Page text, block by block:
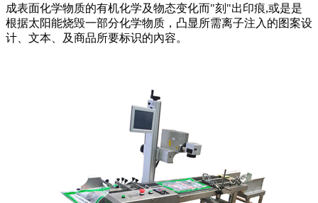
成表面化学物质的有机化学及物态变化而"刻"出印痕,或是是
根据太阳能烧毁一部分化学物质，凸显所需离子注入的图案设
计、文本、及商品所要标识的內容。